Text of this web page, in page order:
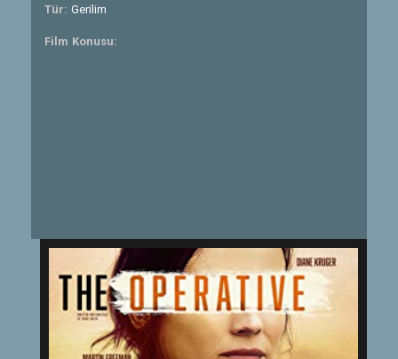
Tür: Gerilim
Film Konusu: